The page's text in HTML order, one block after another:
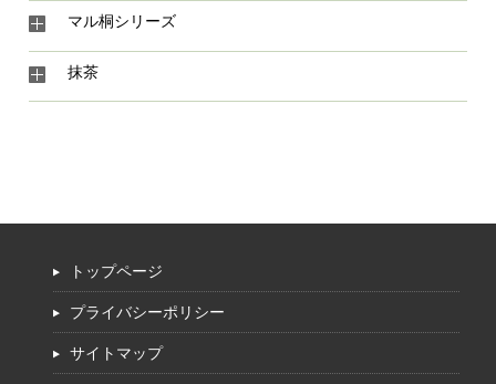
マル桐シリーズ
抹茶
トップページ
プライバシーポリシー
サイトマップ